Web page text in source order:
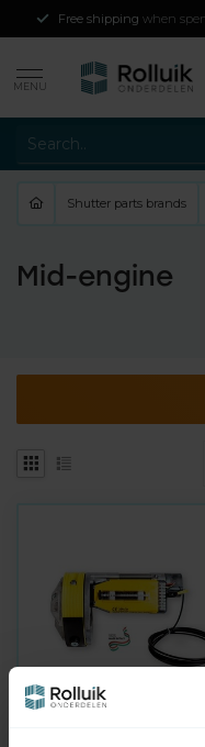
Free shipping when
MENU
Shutter parts brands
Mid-engine